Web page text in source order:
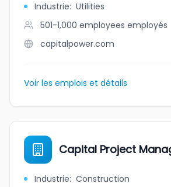
Industrie: Utilities
501-1,000 employees employés
capitalpower.com
Voir les emplois et détails
Capital Project
Industrie: Construction